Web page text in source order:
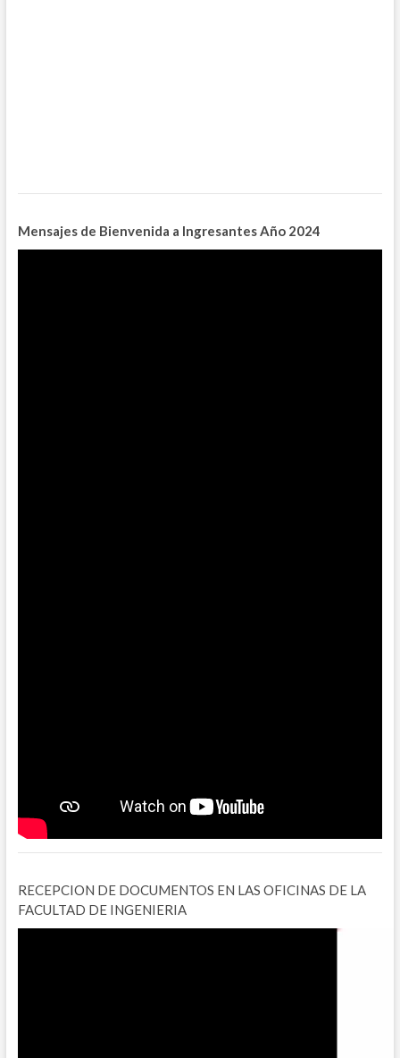
Mensajes de Bienvenida a Ingresantes Año 2024
RECEPCION DE DOCUMENTOS EN LAS OFICINAS DE LA
FACULTAD DE INGENIERIA